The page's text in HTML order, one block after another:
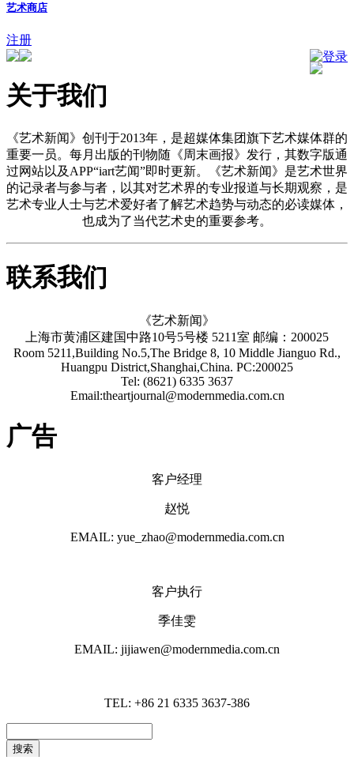
艺术商店
注册
登录
关于我们
《艺术新闻》创刊于2013年，是超媒体集团旗下艺术媒体群的
重要一员。每月出版的刊物随《周末画报》发行，其数字版通
过网站以及APP“iart艺闻”即时更新。《艺术新闻》是艺术世界
的记录者与参与者，以其对艺术界的专业报道与长期观察，是
艺术专业人士与艺术爱好者了解艺术趋势与动态的必读媒体，
也成为了当代艺术史的重要参考。
联系我们
《艺术新闻》
上海市黄浦区建国中路10号5号楼 5211室 邮编：200025
Room 5211,Building No.5,The Bridge 8, 10 Middle Jianguo Rd.,
Huangpu District,Shanghai,China. PC:200025
Tel: (8621) 6335 3637
Email:theartjournal@modernmedia.com.cn
广告
客户经理
赵悦
EMAIL: yue_zhao@modernmedia.com.cn
客户执行
季佳雯
EMAIL: jijiawen@modernmedia.com.cn
TEL: +86 21 6335 3637-386